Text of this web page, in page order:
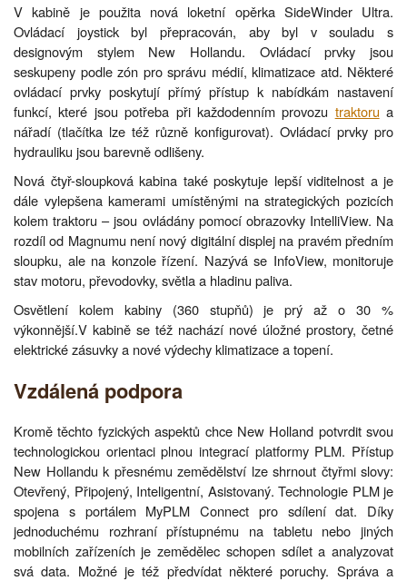
V kabině je použita nová loketní opěrka SideWinder Ultra.
Ovládací joystick byl přepracován, aby byl v souladu s
designovým stylem New Hollandu. Ovládací prvky jsou
seskupeny podle zón pro správu médií, klimatizace atd. Některé
ovládací prvky poskytují přímý přístup k nabídkám nastavení
funkcí, které jsou potřeba při každodenním provozu traktoru a
nářadí (tlačítka lze též různě konfigurovat). Ovládací prvky pro
hydrauliku jsou barevně odlišeny.
Nová čtyř-sloupková kabina také poskytuje lepší viditelnost a je
dále vylepšena kamerami umístěnými na strategických pozicích
kolem traktoru – jsou ovládány pomocí obrazovky IntelliView. Na
rozdíl od Magnumu není nový digitální displej na pravém předním
sloupku, ale na konzole řízení. Nazývá se InfoView, monitoruje
stav motoru, převodovky, světla a hladinu paliva.
Osvětlení kolem kabiny (360 stupňů) je prý až o 30 %
výkonnější.V kabině se též nachází nové úložné prostory, četné
elektrické zásuvky a nové výdechy klimatizace a topení.
Vzdálená podpora
Kromě těchto fyzických aspektů chce New Holland potvrdit svou
technologickou orientaci plnou integrací platformy PLM. Přístup
New Hollandu k přesnému zemědělství lze shrnout čtyřmi slovy:
Otevřený, Připojený, Inteligentní, Asistovaný. Technologie PLM je
spojena s portálem MyPLM Connect pro sdílení dat. Díky
jednoduchému rozhraní přístupnému na tabletu nebo jiných
mobilních zařízeních je zemědělec schopen sdílet a analyzovat
svá data. Možné je též předvídat některé poruchy. Správa a